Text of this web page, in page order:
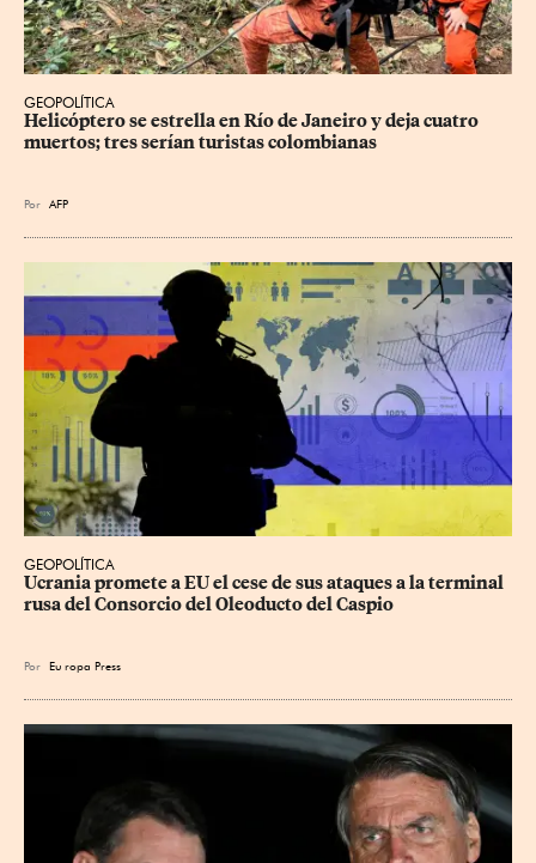
GEOPOLÍTICA
Helicóptero se estrella en Río de Janeiro y deja cuatro
muertos; tres serían turistas colombianas
Por AFP
GEOPOLÍTICA
Ucrania promete a EU el cese de sus ataques a la terminal
rusa del Consorcio del Oleoducto del Caspio
Por Eu ropa Press